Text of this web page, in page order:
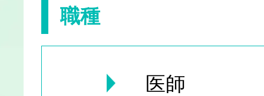
職種
医師